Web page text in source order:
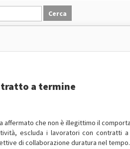
a termine
affermato che non è illegittimo il
escluda i lavoratori con contratti a
di collaborazione duratura nel tempo.